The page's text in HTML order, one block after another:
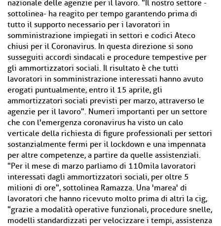
nazionale delle agenzie per il lavoro. "Il nostro settore -
sottolinea- ha reagito per tempo garantendo prima di
tutto il supporto necessario per i lavoratori in
somministrazione impiegati in settori e codici Ateco
chiusi per il Coronavirus. In questa direzione si sono
susseguiti accordi sindacali e procedure tempestive per
gli ammortizzatori sociali. Il risultato è che tutti
lavoratori in somministrazione interessati hanno avuto
erogati puntualmente, entro il 15 aprile, gli
ammortizzatori sociali previsti per marzo, attraverso le
agenzie per il lavoro". Numeri importanti per un settore
che con l'emergenza coronavirus ha visto un calo
verticale della richiesta di figure professionali per settori
sostanzialmente fermi per il lockdown e una impennata
per altre competenze, a partire da quelle assistenziali.
"Per il mese di marzo parliamo di 110mila lavoratori
interessati dagli ammortizzatori sociali, per oltre 5
milioni di ore", sottolinea Ramazza. Una 'marea' di
lavoratori che hanno ricevuto molto prima di altri la cig,
"grazie a modalità operative funzionali, procedure snelle,
modelli standardizzati per velocizzare i tempi, assistenza